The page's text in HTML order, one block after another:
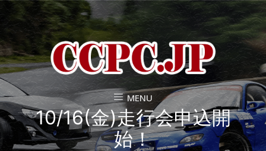
MENU
10/16(金)走行会申込開
始！